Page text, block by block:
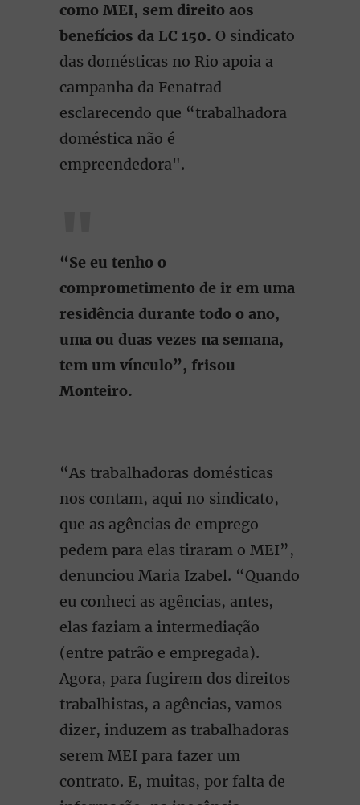
como MEI, sem direito aos
benefícios da LC 150. O sindicato
das domésticas no Rio apoia a
campanha da Fenatrad
esclarecendo que “trabalhadora
doméstica não é
empreendedora".
“Se eu tenho o
comprometimento de ir em uma
residência durante todo o ano,
uma ou duas vezes na semana,
tem um vínculo”, frisou
Monteiro.
“As trabalhadoras domésticas
nos contam, aqui no sindicato,
que as agências de emprego
pedem para elas tiraram o MEI”,
denunciou Maria Izabel. “Quando
eu conheci as agências, antes,
elas faziam a intermediação
(entre patrão e empregada).
Agora, para fugirem dos direitos
trabalhistas, a agências, vamos
dizer, induzem as trabalhadoras
serem MEI para fazer um
contrato. E, muitas, por falta de